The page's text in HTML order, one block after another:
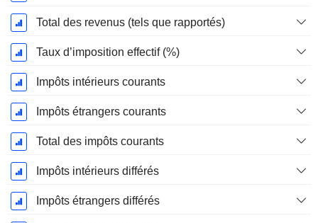
Total des revenus (tels que rapportés)
Taux d’imposition effectif (%)
Impôts intérieurs courants
Impôts étrangers courants
Total des impôts courants
Impôts intérieurs différés
Impôts étrangers différés